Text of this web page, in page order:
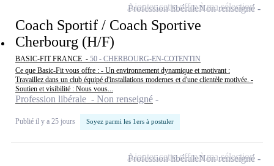
Coach Sportif / Coach Sportive
Cherbourg (H/F)
BASIC-FIT FRANCE - 50 - CHERBOURG-EN-COTENTIN
Ce que Basic-Fit vous offre : - Un environnement dynamique et motivant :
Travaillez dans un club équipé d'installations modernes et d'une clientèle motivée. -
Soutien et visibilité : Nous vous...
Profession libérale - Non renseigné
Publié il y a 25 jours Soyez parmi les 1ers à postuler
Profession libéraleNon renseigné
Ajouter cette offre à ma sélection
Profession libéraleNon renseigné
Ajouter cette offre à ma sélection